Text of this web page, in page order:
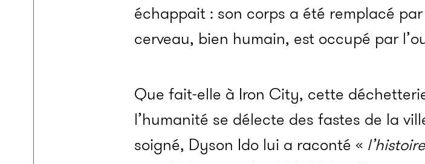
échappait : son corps a été remplacé
cerveau, bien humain, est occupé par
Que fait-elle à Iron City, cette
l’humanité se délecte des fastes de la
soigné, Dyson Ido lui a raconté «